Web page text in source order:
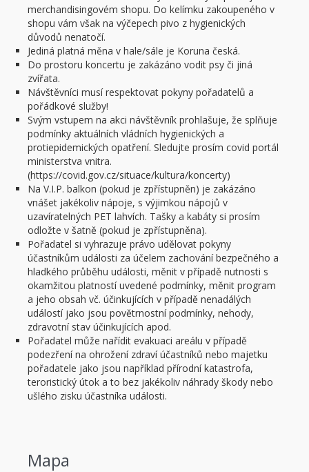
merchandisingovém shopu. Do kelímku zakoupeného v
shopu vám však na výčepech pivo z hygienických
důvodů nenatočí.
Jediná platná měna v hale/sále je Koruna česká.
Do prostoru koncertu je zakázáno vodit psy či jiná
zvířata.
Návštěvníci musí respektovat pokyny pořadatelů a
pořádkové služby!
Svým vstupem na akci návštěvník prohlašuje, že splňuje
podmínky aktuálních vládních hygienických a
protiepidemických opatření. Sledujte prosím covid portál
ministerstva vnitra.
(https://covid.gov.cz/situace/kultura/koncerty)
Na V.I.P. balkon (pokud je zpřístupněn) je zakázáno
vnášet jakékoliv nápoje, s výjimkou nápojů v
uzavíratelných PET lahvích. Tašky a kabáty si prosím
odložte v šatně (pokud je zpřístupněna).
Pořadatel si vyhrazuje právo udělovat pokyny
účastníkům události za účelem zachování bezpečného a
hladkého průběhu události, měnit v případě nutnosti s
okamžitou platností uvedené podmínky, měnit program
a jeho obsah vč. účinkujících v případě nenadálých
událostí jako jsou povětrnostní podmínky, nehody,
zdravotní stav účinkujících apod.
Pořadatel může nařídit evakuaci areálu v případě
podezření na ohrožení zdraví účastníků nebo majetku
pořadatele jako jsou například přírodní katastrofa,
teroristický útok a to bez jakékoliv náhrady škody nebo
ušlého zisku účastníka události.
Mapa